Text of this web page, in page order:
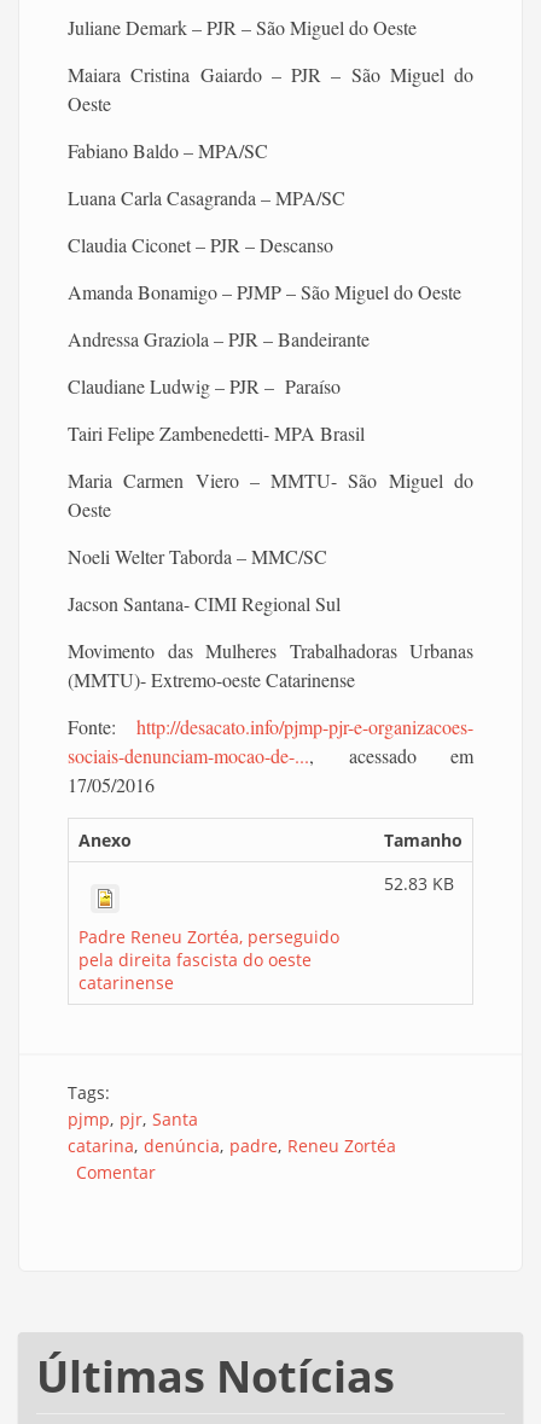
Juliane Demark – PJR – São Miguel do Oeste
Maiara Cristina Gaiardo – PJR – São Miguel do
Oeste
Fabiano Baldo – MPA/SC
Luana Carla Casagranda – MPA/SC
Claudia Ciconet – PJR – Descanso
Amanda Bonamigo – PJMP – São Miguel do Oeste
Andressa Graziola – PJR – Bandeirante
Claudiane Ludwig – PJR – Paraíso
Tairi Felipe Zambenedetti- MPA Brasil
Maria Carmen Viero – MMTU- São Miguel do
Oeste
Noeli Welter Taborda – MMC/SC
Jacson Santana- CIMI Regional Sul
Movimento das Mulheres Trabalhadoras Urbanas
(MMTU)- Extremo-oeste Catarinense
Fonte: http://desacato.info/pjmp-pjr-e-organizacoes-
sociais-denunciam-mocao-de-..., acessado em
17/05/2016
Anexo Tamanho
Padre Reneu Zortéa, perseguido
pela direita fascista do oeste
catarinense
52.83 KB
Tags:
pjmp pjr Santa
catarina denúncia padre Reneu Zortéa
Comentar
Últimas Notícias